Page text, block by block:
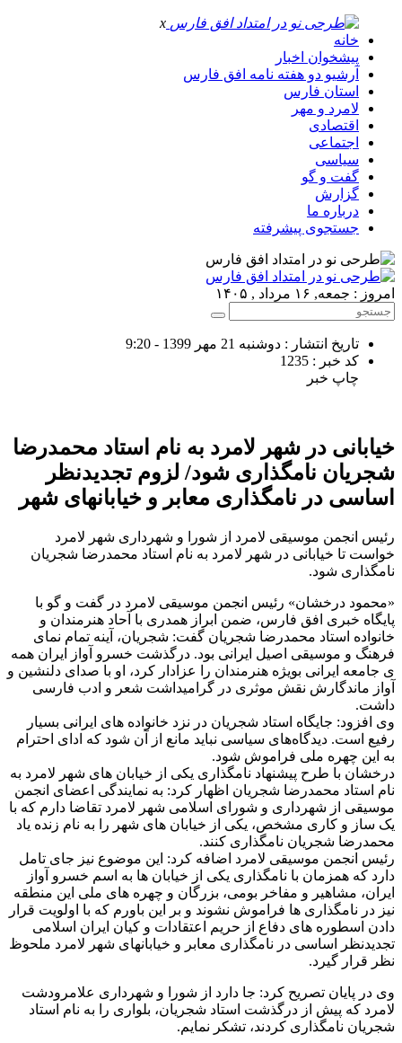
x
خانه
پیشخوان اخبار
آرشیو دو هفته نامه افق فارس
استان فارس
لامرد و مهر
اقتصادی
اجتماعی
سیاسی
گفت و گو
گزارش
درباره ما
جستجوی پیشرفته
امروز : جمعه, ۱۶ مرداد , ۱۴۰۵
تاریخ انتشار : دوشنبه 21 مهر 1399 - 9:20
کد خبر : 1235
چاپ خبر
خیابانی در شهر لامرد به نام استاد محمدرضا
شجریان نامگذاری شود/ لزوم تجدیدنظر
اساسی در نامگذاری معابر و خیابانهای شهر
رئیس انجمن موسیقی لامرد از شورا و شهرداری شهر لامرد
خواست تا خیابانی در شهر لامرد به نام استاد محمدرضا شجریان
نامگذاری شود.
«محمود درخشان» رئیس انجمن موسیقی لامرد در گفت و گو با
پایگاه خبری افق فارس، ضمن ابراز همدری با آحاد هنرمندان و
خانواده استاد محمدرضا شجریان گفت: شجریان، آینه تمام نمای
فرهنگ و موسیقی اصیل ایرانی بود. درگذشت خسرو آواز ایران همه
ی جامعه ایرانی بویژه هنرمندان را عزادار کرد، او با صدای دلنشین و
آواز ماندگارش نقش موثری در گرامیداشت شعر و ادب فارسی
داشت.
وی افزود: جایگاه استاد شجریان در نزد خانواده های ایرانی بسیار
رفیع است. دیدگاه‌های سیاسی نباید مانع از آن شود که ادای احترام
به این چهره ملی فراموش شود.
درخشان با طرح پیشنهاد نامگذاری یکی از خیابان های شهر لامرد به
نام استاد محمدرضا شجریان اظهار کرد: به نمایندگی اعضای انجمن
موسیقی از شهرداری و شورای اسلامی شهر لامرد تقاضا دارم که با
یک ساز و کاری مشخص، یکی از خیابان های شهر را به نام زنده یاد
محمدرضا شجریان نامگذاری کنند.
رئیس انجمن موسیقی لامرد اضافه کرد: این موضوع نیز جای تامل
دارد که همزمان با نامگذاری یکی از خیابان ها به اسم خسرو آواز
ایران، مشاهیر و مفاخر بومی، بزرگان و چهره های ملی این منطقه
نیز در نامگذاری ها فراموش نشوند و بر این باورم که با اولویت قرار
دادن اسطوره های دفاع از حریم اعتقادات و کیان ایران اسلامی
تجدیدنظر اساسی در نامگذاری معابر و خیابانهای شهر لامرد ملحوظ
نظر قرار گیرد.
وی در پایان تصریح کرد: جا دارد از شورا و شهرداری علامرودشت
لامرد که پیش از درگذشت استاد شجریان، بلواری را به نام استاد
شجریان نامگذاری کردند، تشکر نمایم.